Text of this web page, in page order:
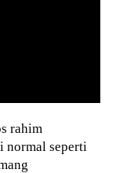
rahim
normal seperti